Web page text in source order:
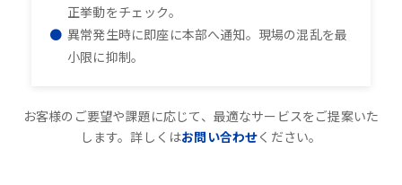
正挙動をチェック。
異常発生時に即座に本部へ通知。現場の混乱を最
小限に抑制。
お客様のご要望や課題に応じて、最適なサービスをご提案いた
します。詳しくはお問い合わせください。